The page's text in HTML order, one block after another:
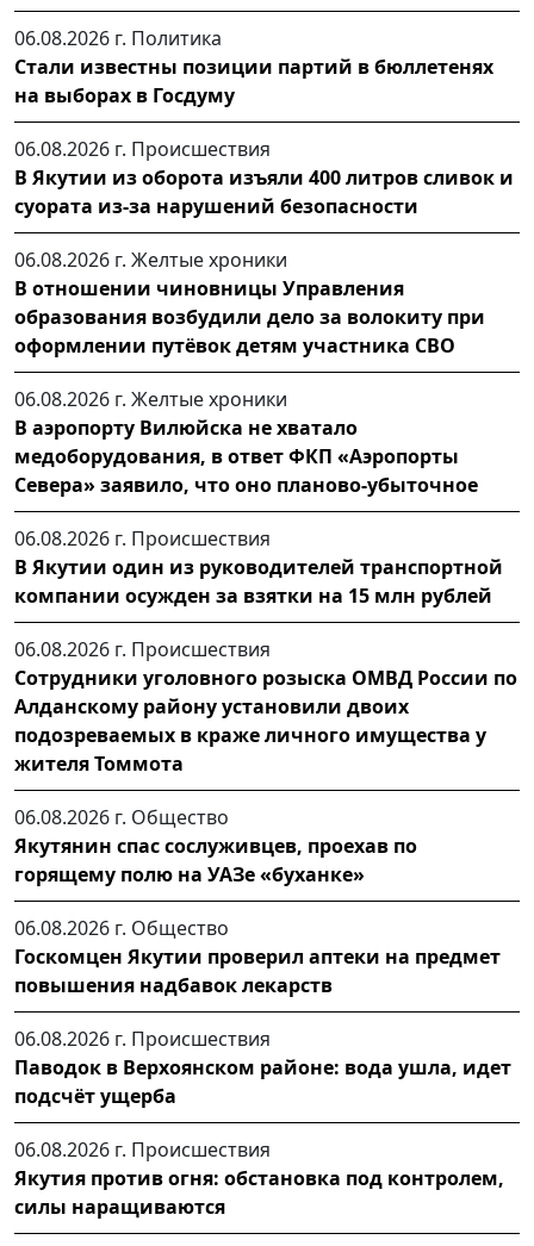
06.08.2026 г. Политика
Стали известны позиции партий в бюллетенях
на выборах в Госдуму
06.08.2026 г. Происшествия
В Якутии из оборота изъяли 400 литров сливок и
суората из-за нарушений безопасности
06.08.2026 г. Желтые хроники
В отношении чиновницы Управления
образования возбудили дело за волокиту при
оформлении путёвок детям участника СВО
06.08.2026 г. Желтые хроники
В аэропорту Вилюйска не хватало
медоборудования, в ответ ФКП «Аэропорты
Севера» заявило, что оно планово-убыточное
06.08.2026 г. Происшествия
В Якутии один из руководителей транспортной
компании осужден за взятки на 15 млн рублей
06.08.2026 г. Происшествия
Сотрудники уголовного розыска ОМВД России по
Алданскому району установили двоих
подозреваемых в краже личного имущества у
жителя Томмота
06.08.2026 г. Общество
Якутянин спас сослуживцев, проехав по
горящему полю на УАЗе «буханке»
06.08.2026 г. Общество
Госкомцен Якутии проверил аптеки на предмет
повышения надбавок лекарств
06.08.2026 г. Происшествия
Паводок в Верхоянском районе: вода ушла, идет
подсчёт ущерба
06.08.2026 г. Происшествия
Якутия против огня: обстановка под контролем,
силы наращиваются